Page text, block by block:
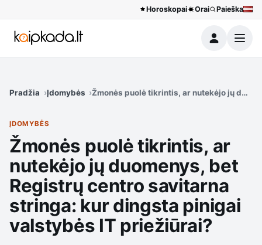
Horoskopai Orai Paieška
Meniu
Pradžia Įdomybės Žmonės puolė tikrintis, ar nutekėjo jų
ĮDOMYBĖS
Žmonės puolė tikrintis, ar
nutekėjo jų duomenys, bet
Registrų centro savitarna
stringa: kur dingsta pinigai
valstybės IT priežiūrai?